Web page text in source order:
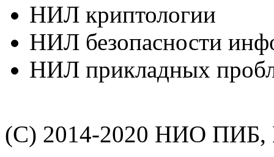
НИЛ криптологии
НИЛ безопасности
НИЛ прикладных
(C) 2014-2020 НИО